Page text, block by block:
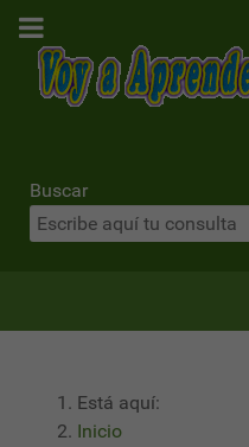
Buscar
Está aquí:
Inicio